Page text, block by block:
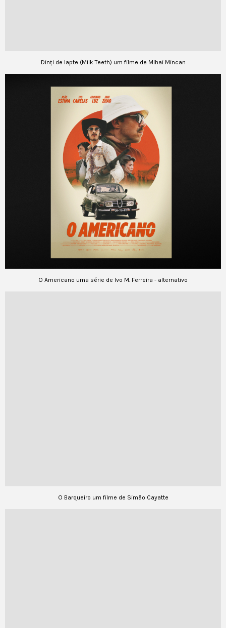
Dinți de lapte (Milk Teeth) um filme de Mihai Mincan
O Americano uma série de Ivo M. Ferreira - alternativo
O Barqueiro um filme de Simão Cayatte